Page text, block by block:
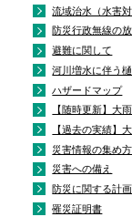
流域治水（水害対
防災行政無線の
避難に関して
河川増水に伴う
ハザードマップ
【随時更新】大
【過去の実績】
災害情報の集め方
災害への備え
防災に関する計画
罹災証明書